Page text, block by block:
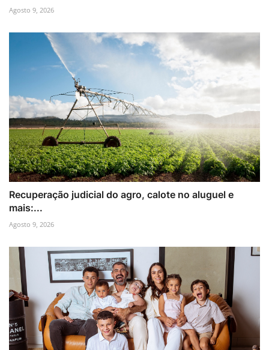
Agosto 9, 2026
Recuperação judicial do agro, calote no aluguel e
mais:...
Agosto 9, 2026